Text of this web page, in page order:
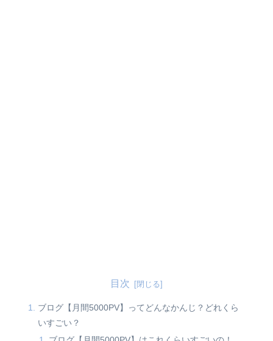
目次
ブログ【月間5000PV】ってどんなかんじ？どれくら
いすごい？